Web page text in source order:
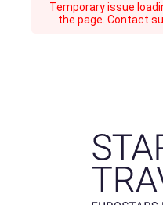
Temporary issue
the page. Contact